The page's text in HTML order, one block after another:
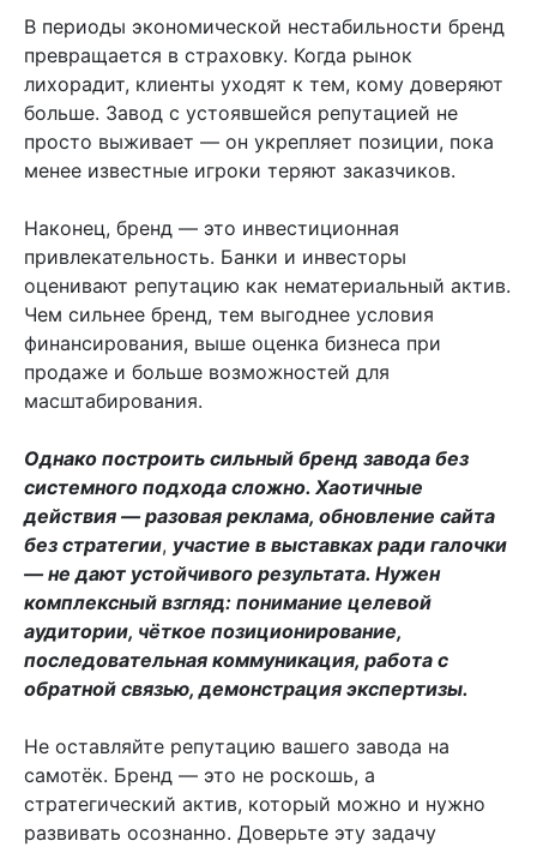
В периоды экономической нестабильности бренд
превращается в страховку. Когда рынок
лихорадит, клиенты уходят к тем, кому доверяют
больше. Завод с устоявшейся репутацией не
просто выживает — он укрепляет позиции, пока
менее известные игроки теряют заказчиков.
Наконец, бренд — это инвестиционная
привлекательность. Банки и инвесторы
оценивают репутацию как нематериальный актив.
Чем сильнее бренд, тем выгоднее условия
финансирования, выше оценка бизнеса при
продаже и больше возможностей для
масштабирования.
Однако построить сильный бренд завода без
системного подхода сложно. Хаотичные
действия — разовая реклама, обновление сайта
без стратегии, участие в выставках ради галочки
— не дают устойчивого результата. Нужен
комплексный взгляд: понимание целевой
аудитории, чёткое позиционирование,
последовательная коммуникация, работа с
обратной связью, демонстрация экспертизы.
Не оставляйте репутацию вашего завода на
самотёк. Бренд — это не роскошь, а
стратегический актив, который можно и нужно
развивать осознанно. Доверьте эту задачу